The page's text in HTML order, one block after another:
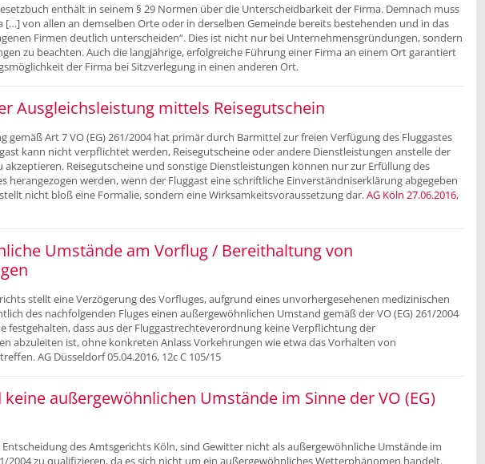
enthält in seinem § 29 Normen über die Unterscheidbarkeit der Firma. Demnach muss
[…] von allen an demselben Orte oder in derselben Gemeinde bereits bestehenden und in das
Firmen deutlich unterscheiden“. Dies ist nicht nur bei Unternehmensgründungen, sondern
zu beachten. Auch die langjährige, erfolgreiche Führung einer Firma an einem Ort garantiert
der Firma bei Sitzverlegung in einen anderen Ort.
Ausgleichsleistung mittels Reisegutschein
gemäß Art 7 VO (EG) 261/2004 hat primär durch Barmittel zur freien Verfügung des Fluggastes
kann nicht verpflichtet werden, Reisegutscheine oder andere Dienstleistungen anstelle der
akzeptieren. Reisegutscheine und sonstige Dienstleistungen können nur zur Erfüllung des
herangezogen werden, wenn der Fluggast eine schriftliche Einverständniserklärung abgegeben
nicht bloß eine Formalie, sondern eine Wirksamkeitsvoraussetzung dar.AG Köln 27.06.2016,
Umstände am Vorflug / Bereithaltung von
stellt eine Verzögerung des Vorfluges, aufgrund eines unvorhergesehenen medizinischen
des nachfolgenden Fluges einen außergewöhnlichen Umstand gemäß der VO (EG) 261/2004
festgehalten, dass aus der Fluggastrechteverordnung keine Verpflichtung der
abzuleiten ist, ohne konkreten Anlass Vorkehrungen wie etwa das Vorhalten von
AG Düsseldorf 05.04.2016, 12c C 105/15
außergewöhnlichen Umstände im Sinne der VO (EG)
des Amtsgerichts Köln, sind Gewitter nicht als außergewöhnliche Umstände im
2004 zu qualifizieren, da es sich nicht um ein außergewöhnliches Wetterphänomen handelt.